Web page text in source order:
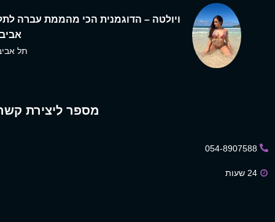
ויולטה – הדוגמנית הכי מהממת עברה
תל
מספר ליצירת
054-8907588
24 שעות